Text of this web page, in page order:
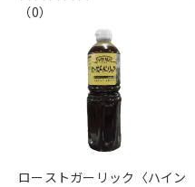
（0）
ローストガーリック〈ハイン